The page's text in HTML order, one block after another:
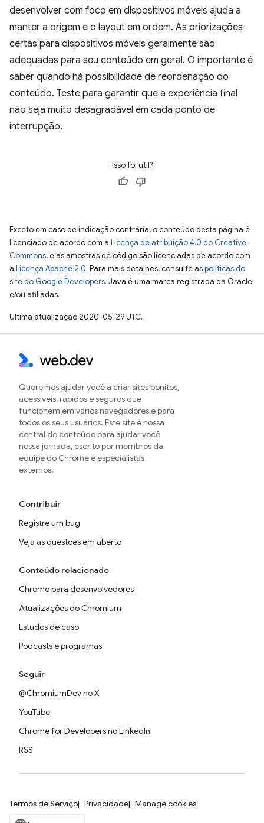
desenvolver com foco em dispositivos móveis ajuda a
manter a origem e o layout em ordem. As priorizações
certas para dispositivos móveis geralmente são
adequadas para seu conteúdo em geral. O importante é
saber quando há possibilidade de reordenação do
conteúdo. Teste para garantir que a experiência final
não seja muito desagradável em cada ponto de
interrupção.
Isso foi útil?
Exceto em caso de indicação contrária, o conteúdo desta página é
licenciado de acordo com a Licença de atribuição 4.0 do Creative
Commons, e as amostras de código são licenciadas de acordo com
a Licença Apache 2.0. Para mais detalhes, consulte aspolíticas do
site do Google Developers. Java é uma marca registrada da Oracle
e/ou afiliadas.
Última atualização 2020-05-29 UTC.
Queremos ajudar você a criar sites bonitos,
acessíveis, rápidos e seguros que
funcionem em vários navegadores e para
todos os seus usuários. Este site é nossa
central de conteúdo para ajudar você
nessa jornada, escrito por membros da
equipe do Chrome e especialistas
externos.
Contribuir
Registre um bug
Veja as questões em aberto
Conteúdo relacionado
Chrome para desenvolvedores
Atualizações do Chromium
Estudos de caso
Podcasts e programas
Seguir
@ChromiumDev no X
YouTube
Chrome for Developers no LinkedIn
RSS
Termos de Serviço Privacidade Manage cookies